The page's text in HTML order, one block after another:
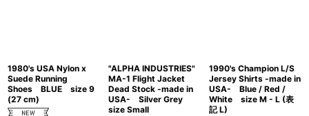
1980's USA Nylon x
Suede Running
Shoes BLUE size 9
(27 cm)
"ALPHA INDUSTRIES"
MA-1 Flight Jacket
Dead Stock -made in
USA- Silver Grey
size Small
1990's Champion L/S
Jersey Shirts -made in
USA- Blue / Red /
White size M - L (表
記 L)